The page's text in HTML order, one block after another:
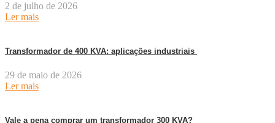
2 de julho de 2026
Ler mais
Transformador de 400 KVA: aplicações industriais
29 de maio de 2026
Ler mais
Vale a pena comprar um transformador 300 KVA?